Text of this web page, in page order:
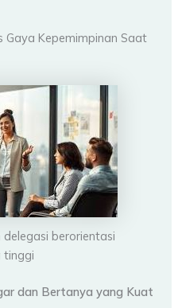
Gaya Kepemimpinan Saat
berorientasi
tinggi
dan Bertanya yang Kuat